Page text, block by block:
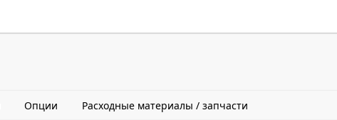
Опции Расходные материалы / запчасти